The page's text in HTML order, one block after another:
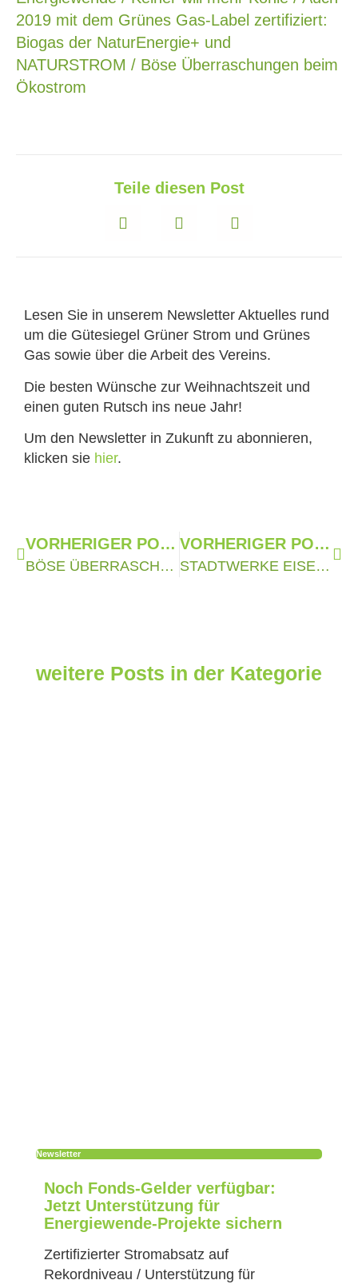
2019 mit dem Grünes Gas-Label zertifiziert:
Biogas der NaturEnergie+ und
NATURSTROM / Böse Überraschungen beim
Ökostrom
Teile diesen Post
Lesen Sie in unserem Newsletter Aktuelles rund
um die Gütesiegel Grüner Strom und Grünes
Gas sowie über die Arbeit des Vereins.
Die besten Wünsche zur Weihnachtszeit und
einen guten Rutsch ins neue Jahr!
Um den Newsletter in Zukunft zu abonnieren,
klicken sie hier.
VORHERIGER POST
BÖSE ÜBERRASCHUNGEN BEIM ÖKOSTROM?
VORHERIGER POST
STADTWERKE EISENBERG BAUEN E-LADEINFRASTRUKTUR WEITER AUS
weitere Posts in der Kategorie
Newsletter
Noch Fonds-Gelder verfügbar:
Jetzt Unterstützung für
Energiewende-Projekte sichern
Zertifizierter Stromabsatz auf
Rekordniveau / Unterstützung für